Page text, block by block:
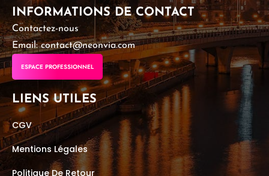
INFORMATIONS DE CONTACT
Contactez-nous
Email: contact@neonvia.com
ESPACE PROFESSIONNEL
LIENS UTILES
CGV
Mentions Légales
Politique De Retour